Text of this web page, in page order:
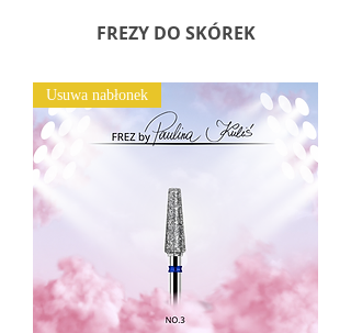
FREZY DO SKÓREK
Usuwa nabłonek